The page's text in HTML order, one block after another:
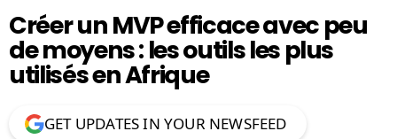
Créer un MVP efficace avec peu
de moyens : les outils les plus
utilisés en Afrique
GET UPDATES IN YOUR NEWSFEED